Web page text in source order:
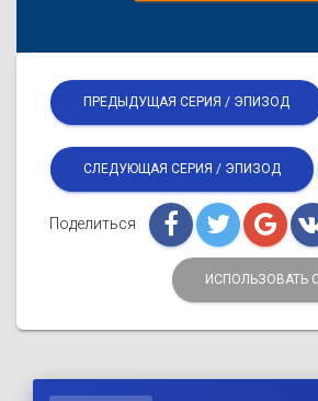
ПРЕДЫДУЩАЯ СЕРИЯ / ЭПИЗОД
СЛЕДУЮЩАЯ СЕРИЯ / ЭПИЗОД
Поделиться
ИСПОЛЬЗОВАТЬ